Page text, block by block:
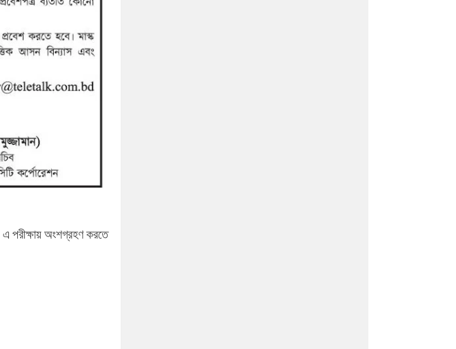
এ পরীক্ষায় অংশগ্রহণ করতে